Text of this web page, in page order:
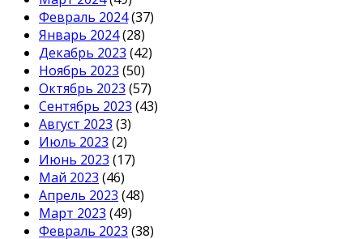
Февраль 2024(37)
Январь 2024(28)
Декабрь 2023 (42)
Ноябрь 2023 (50)
Октябрь 2023 (57)
Сентябрь 2023 (43)
Август 2023 (3)
Июль 2023 (2)
Июнь 2023 (17)
Май 2023 (46)
Апрель 2023 (48)
Март 2023 (49)
Февраль 2023 (38)